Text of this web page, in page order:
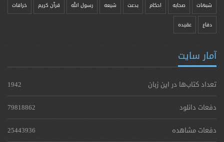
شبهات صحابه احکام بدعت شیعه رسول الله قرآن کریم خرافات
دفاع عقیده
آمار سایت
تعداد کتاب‌ها در این زبان
1942
دفعات دانلود
79818862
دفعات مشاهده
25443936